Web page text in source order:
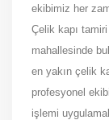
ekibimiz her
Çelik kapı
mahallesinde
en yakın çelik
profesyonel
işlemi